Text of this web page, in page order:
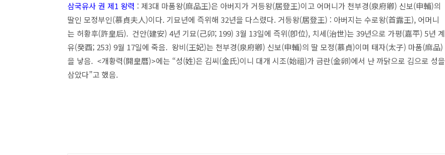
삼국유사 권 제1 왕력 : 제3대 마품왕(麻品王)은 아버지가 거등왕(居登王)이고 어머니가 천부경(泉府卿) 신보(申輔)의
딸인 모정부인(慕貞夫人)이다. 기묘년에 즉위해 32년을 다스렸다. 거등왕(居登王) : 아버지는 수로왕(首露王), 어머니
는 허황후(許皇后). 건안(建安) 4년 기묘(己卯; 199) 3월 13일에 즉위(卽位), 치세(治世)는 39년으로 가평(嘉平) 5년 계
유(癸酉; 253) 9월 17일에 죽음. 왕비(王妃)는 천부경(泉府卿) 신보(申輔)의 딸 모정(慕貞)이며 태자(太子) 마품(麻品)
을 낳음. <개황력(開皇曆)>에는 “성(姓)은 김씨(金氏)이니 대개 시조(始祖)가 금란(金卵)에서 난 까닭으로 김으로 성을
삼았다”고 했음.